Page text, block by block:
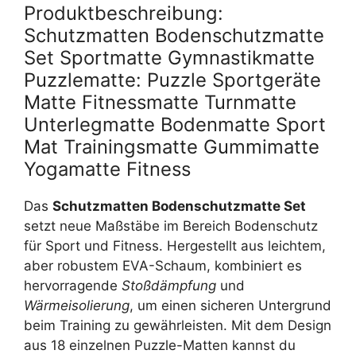
Produktbeschreibung:
Schutzmatten Bodenschutzmatte
Set Sportmatte Gymnastikmatte
Puzzlematte: Puzzle Sportgeräte
Matte Fitnessmatte Turnmatte
Unterlegmatte Bodenmatte Sport
Mat Trainingsmatte Gummimatte
Yogamatte Fitness
Das Schutzmatten Bodenschutzmatte Set
setzt neue Maßstäbe im Bereich Bodenschutz
für Sport und Fitness. Hergestellt aus leichtem,
aber robustem EVA-Schaum, kombiniert es
hervorragende Stoßdämpfung und
Wärmeisolierung, um einen sicheren Untergrund
beim Training zu gewährleisten. Mit dem Design
aus 18 einzelnen Puzzle-Matten kannst du